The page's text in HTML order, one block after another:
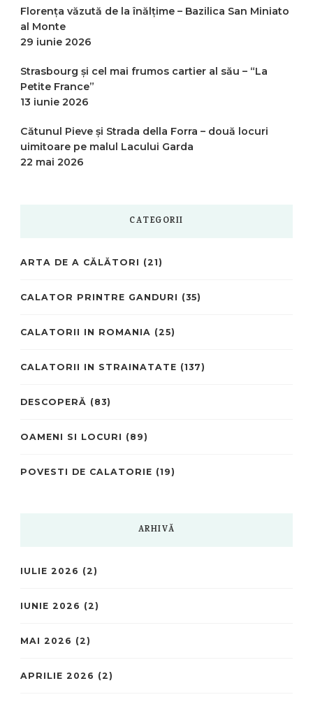
Florența văzută de la înălțime – Bazilica San Miniato
al Monte
29 iunie 2026
Strasbourg și cel mai frumos cartier al său – “La
Petite France”
13 iunie 2026
Cătunul Pieve și Strada della Forra – două locuri
uimitoare pe malul Lacului Garda
22 mai 2026
CATEGORII
ARTA DE A CĂLĂTORI (21)
CALATOR PRINTRE GANDURI (35)
CALATORII IN ROMANIA (25)
CALATORII IN STRAINATATE (137)
DESCOPERĂ (83)
OAMENI SI LOCURI (89)
POVESTI DE CALATORIE (19)
ARHIVĂ
IULIE 2026 (2)
IUNIE 2026 (2)
MAI 2026 (2)
APRILIE 2026 (2)